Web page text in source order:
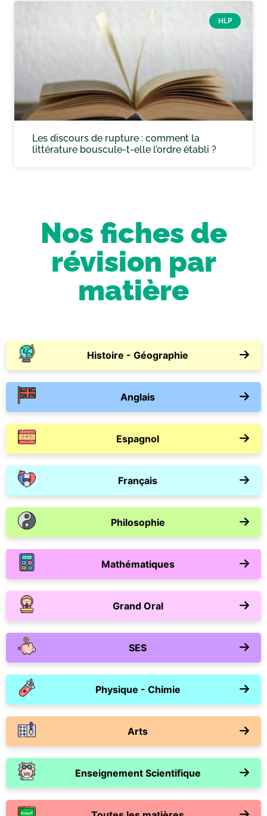
HLP
Les discours de rupture : comment la
littérature bouscule-t-elle l’ordre établi ?
Nos fiches de
révision par
matière
Histoire - Géographie
Anglais
Espagnol
Français
Philosophie
Mathématiques
Grand Oral
SES
Physique - Chimie
Arts
Enseignement Scientifique